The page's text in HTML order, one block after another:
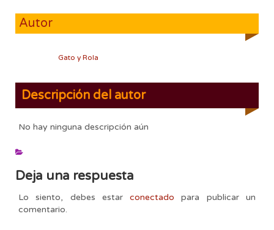
Autor
Gato y Rola
Descripción del autor
No hay ninguna descripción aún
Deja una respuesta
Lo siento, debes estarconectado para publicar un
comentario.